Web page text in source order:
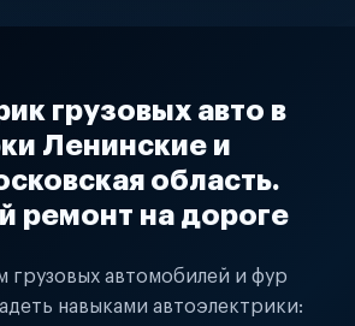
грузовых авто в
Ленинские и
область.
ремонт на дороге
грузовых автомобилей и фур
навыками автоэлектрики: